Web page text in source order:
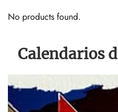
No products found.
Calendarios